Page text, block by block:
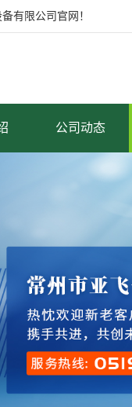
有限公司官网！
公司动态